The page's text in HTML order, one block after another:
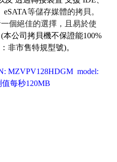
eSATA等儲存媒體的拷貝。
個絕佳的選擇，且易於使
(本公司拷貝機不保證能100%
非市售特規型號)。
MZVPV128HDGM model:
每秒120MB